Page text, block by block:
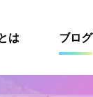
は ブログ